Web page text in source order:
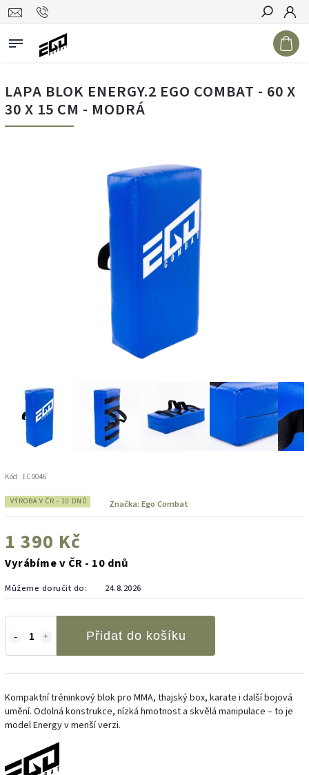
Hledat
LAPA BLOK ENERGY.2 EGO COMBAT - 60 X
30 X 15 CM - MODRÁ
Kód: EC0046
VÝROBA V ČR - 10 DNŮ Značka: Ego Combat
1 390 Kč
Vyrábíme v ČR - 10 dnů
Můžeme doručit do: 24.8.2026
Přidat do košíku
Kompaktní tréninkový blok pro MMA, thajský box, karate i další bojová
umění. Odolná konstrukce, nízká hmotnost a skvělá manipulace – to je
model Energy v menší verzi.